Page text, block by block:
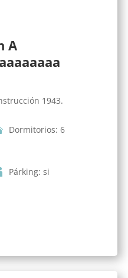
A
1943.
Dormitorios: 6
Párking: si